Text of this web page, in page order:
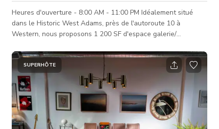
Heures d'ouverture - 8:00 AM - 11:00 PM Idéalement situé
dans le Historic West Adams, près de l'autoroute 10 à
Western, nous proposons 1 200 SF d'espace galerie/
plafonds à poutres en bois de 13,5'. Présence sur rue plus
porte arrière pour chargement et déchargement. Inc. 1 salle
de bain. La porte intérieure à enroulement s'ouvre sur un café
voisin pour des événements communs. Des frais
supplémentaires sont nécessaires s
SUPERHÔTE